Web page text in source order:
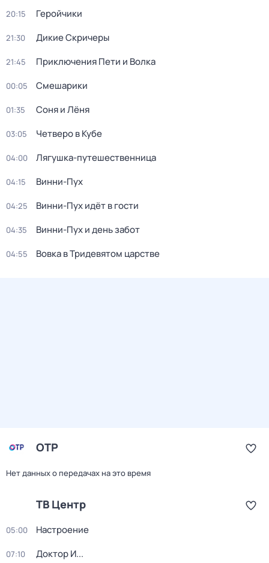
20:15 Геройчики
21:30 Дикие Скричеры
21:45 Приключения Пети и Волка
00:05 Смешарики
01:35 Соня и Лёня
03:05 Четверо в Кубе
04:00 Лягушка-путешественница
04:15 Винни-Пух
04:25 Винни-Пух идёт в гости
04:35 Винни-Пух и день забот
04:55 Вовка в Тридевятом царстве
ОТР
Нет данных о передачах на это время
ТВ Центр
05:00 Настроение
07:10 Доктор И...